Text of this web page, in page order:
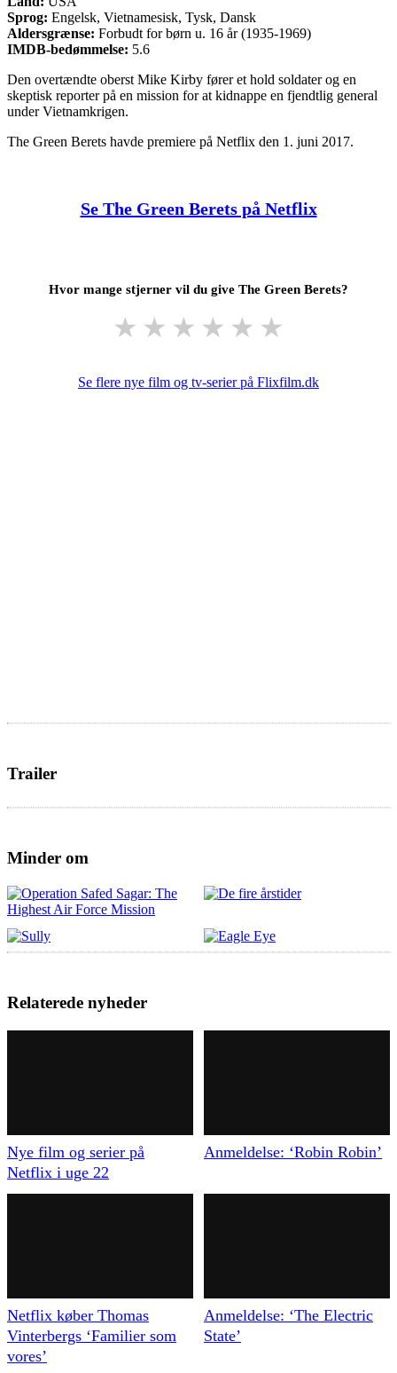
Sprog: Engelsk, Vietnamesisk, Tysk, Dansk
Aldersgrænse: Forbudt for børn u. 16 år (1935-1969)
IMDB-bedømmelse: 5.6
Den overtændte oberst Mike Kirby fører et hold soldater og en
skeptisk reporter på en mission for at kidnappe en fjendtlig general
under Vietnamkrigen.
The Green Berets havde premiere på Netflix den 1. juni 2017.
Se The Green Berets på Netflix
Hvor mange stjerner vil du give The Green Berets?
★ ★ ★ ★ ★ ★
Se flere nye film og tv-serier på Flixfilm.dk
Trailer
Minder om
Relaterede nyheder
Nye film og serier på
Netflix i uge 22
Anmeldelse: ‘Robin Robin’
Netflix køber Thomas
Vinterbergs ‘Familier som
vores’
Anmeldelse: ‘The Electric
State’